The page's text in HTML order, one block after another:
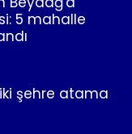
5 mahalle
şehre atama